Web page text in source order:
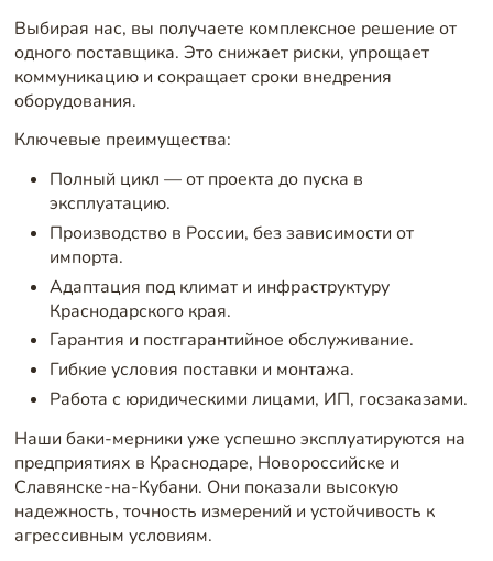
Выбирая нас, вы получаете комплексное решение от
одного поставщика. Это снижает риски, упрощает
коммуникацию и сокращает сроки внедрения
оборудования.
Ключевые преимущества:
Полный цикл — от проекта до пуска в
эксплуатацию.
Производство в России, без зависимости от
импорта.
Адаптация под климат и инфраструктуру
Краснодарского края.
Гарантия и постгарантийное обслуживание.
Гибкие условия поставки и монтажа.
Работа с юридическими лицами, ИП, госзаказами.
Наши баки-мерники уже успешно эксплуатируются на
предприятиях в Краснодаре, Новороссийске и
Славянске-на-Кубани. Они показали высокую
надежность, точность измерений и устойчивость к
агрессивным условиям.